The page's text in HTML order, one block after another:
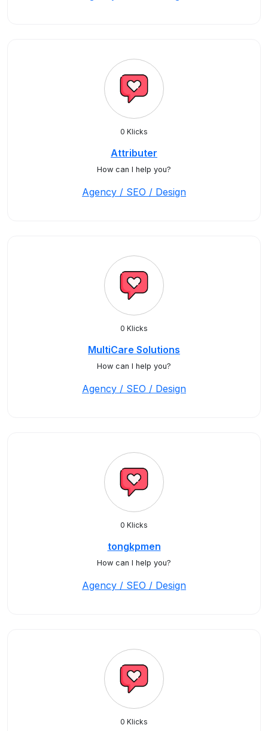
0 Klicks
Attributer
How can I help you?
Agency / SEO / Design
0 Klicks
MultiCare Solutions
How can I help you?
Agency / SEO / Design
0 Klicks
tongkpmen
How can I help you?
Agency / SEO / Design
0 Klicks